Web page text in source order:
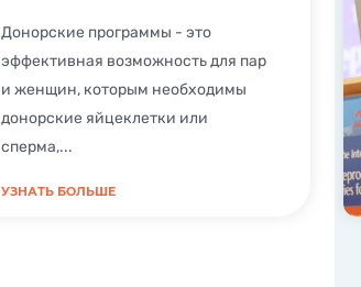
Донорские программы - это
эффективная возможность для пар
и женщин, которым необходимы
донорские яйцеклетки или
сперма,...
УЗНАТЬ БОЛЬШЕ